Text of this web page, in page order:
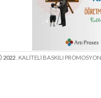
2022 . KALİTELİ BASKILI